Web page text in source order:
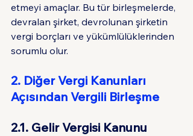
etmeyi amaçlar. Bu tür birleşmelerde,
devralan şirket, devrolunan şirketin
vergi borçları ve yükümlülüklerinden
sorumlu olur.
2. Diğer Vergi Kanunları
Açısından Vergili Birleşme
2.1. Gelir Vergisi Kanunu